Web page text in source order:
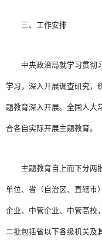
三、工作安排
中央政治局就学习贯彻
学习，深入开展调查研究，
题教育深入开展。全国人大
合各自实际开展主题教育。
主题教育自上而下分两
单位、省（自治区、直辖市
企业、中管企业、中管高校
二批包括省以下各级机关及